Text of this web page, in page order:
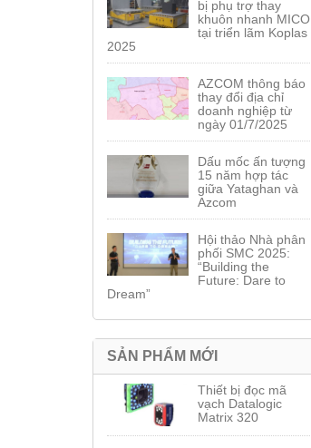
bị phụ trợ thay
khuôn nhanh MICO
tại triển lãm Koplas
2025
AZCOM thông báo
thay đổi địa chỉ
doanh nghiệp từ
ngày 01/7/2025
Dấu mốc ấn tượng
15 năm hợp tác
giữa Yataghan và
Azcom
Hội thảo Nhà phân
phối SMC 2025:
“Building the
Future: Dare to
Dream”
SẢN PHẨM MỚI
Thiết bị đọc mã
vạch Datalogic
Matrix 320